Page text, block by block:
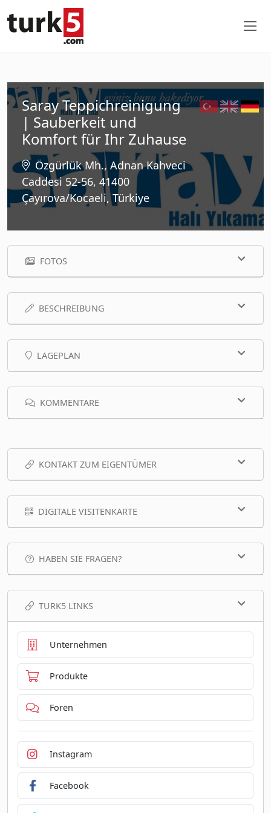
Saray Teppichreinigung
| Sauberkeit und
Komfort für Ihr Zuhause
Özgürlük Mh., Adnan Kahveci
Caddesi 52-56, 41400
Çayırova/Kocaeli, Türkiye
FOTOS
BESCHREIBUNG
LAGEPLAN
KOMMENTARE
KONTAKT ZUM EIGENTÜMER
DIGITALE VISITENKARTE
HABEN SIE FRAGEN?
TURK5 LINKS
Unternehmen
Produkte
Foren
Instagram
Facebook